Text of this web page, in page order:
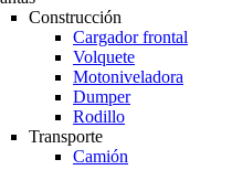
Construcción
Cargador frontal
Volquete
Motoniveladora
Dumper
Rodillo
Transporte
Camión